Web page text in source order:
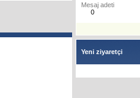
Mesaj adeti
0
Yeni ziyaretçi